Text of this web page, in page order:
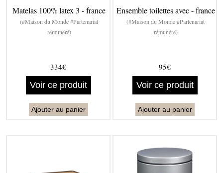
Matelas 100% latex 3 - france
(#Maison du Monde #Partenariat
rémunéré)
334€
Voir ce produit
Ajouter au panier
Ensemble toilettes avec - france
(#Maison du Monde #Partenariat
rémunéré)
95€
Voir ce produit
Ajouter au panier